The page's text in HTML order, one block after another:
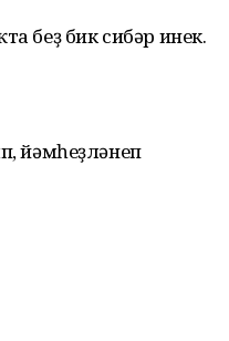
беҙ бик сибәр инек.
йәмһеҙләнеп